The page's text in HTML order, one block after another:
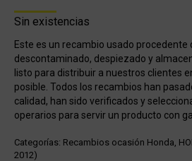
Sin existencias
Este es un recambio usado procedente
descontaminado, despiezado y
listo para distribuir a nuestros clientes
posible. Todos los recambios han
calidad, han sido verificados y
operarios para servir un producto con
Categorías: Recambios ocasión Honda,
2012)